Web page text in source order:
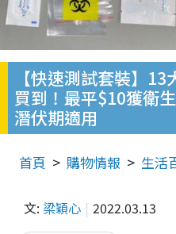
【快速測試套裝】
買到！最平$10獲衛
潛伏期適用
首頁 購物情報 生活
文: 梁穎心 2022.03.13